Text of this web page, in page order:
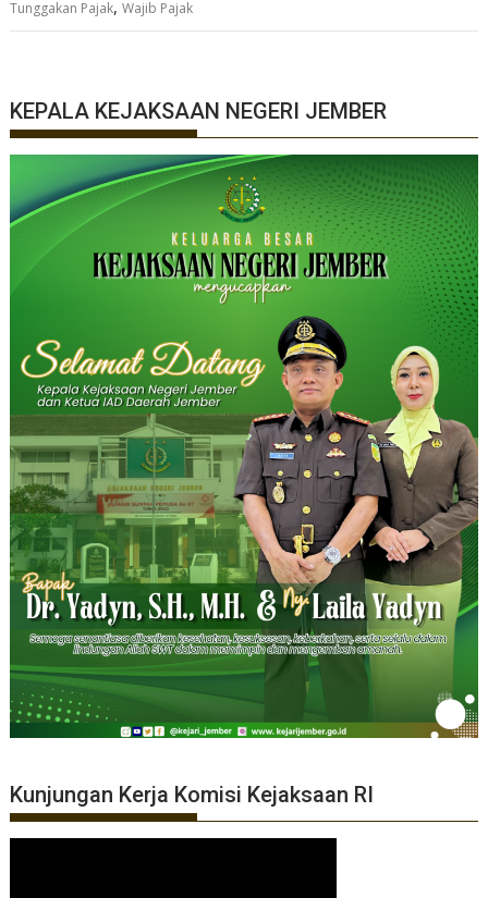
Tunggakan Pajak,Wajib Pajak
KEPALA KEJAKSAAN NEGERI JEMBER
Kunjungan Kerja Komisi Kejaksaan RI